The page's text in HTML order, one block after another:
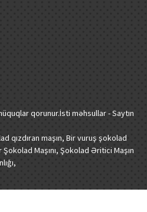
qorunur.İsti məhsullar-Saytın
qızdıran maşın, Bir vuruş şokolad
Maşını, Şokolad Əritici Maşın
,